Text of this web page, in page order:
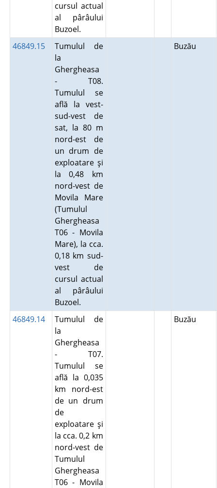
cursul actual
al pârâului
Buzoel.
46849.15
Tumulul de
la
Ghergheasa
- T08.
Tumulul se
află la vest-
sud-vest de
sat, la 80 m
nord-est de
un drum de
exploatare şi
la 0,48 km
nord-vest de
Movila Mare
(Tumulul
Ghergheasa
T06 - Movila
Mare), la cca.
0,18 km sud-
vest de
cursul actual
al pârâului
Buzoel.
Buzău
46849.14
Tumulul de
la
Ghergheasa
- T07.
Tumulul se
află la 0,035
km nord-est
de un drum
de
exploatare şi
la cca. 0,2 km
nord-vest de
Tumulul
Ghergheasa
T06 - Movila
Buzău